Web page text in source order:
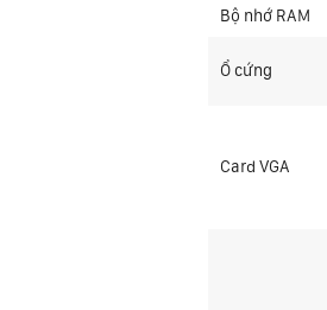
Bộ nhớ RAM
Ổ cứng
Card VGA